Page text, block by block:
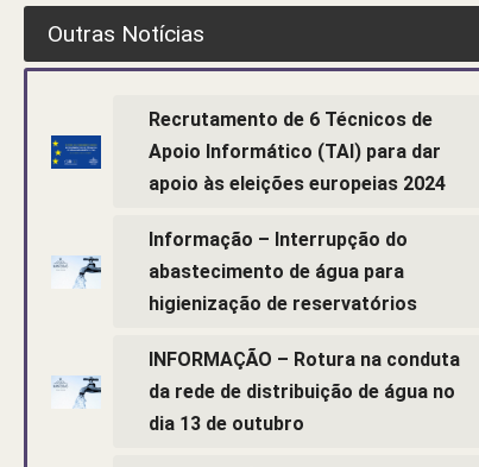
Outras Notícias
Recrutamento de 6 Técnicos de
Apoio Informático (TAI) para dar
apoio às eleições europeias 2024
Informação – Interrupção do
abastecimento de água para
higienização de reservatórios
INFORMAÇÃO – Rotura na conduta
da rede de distribuição de água no
dia 13 de outubro